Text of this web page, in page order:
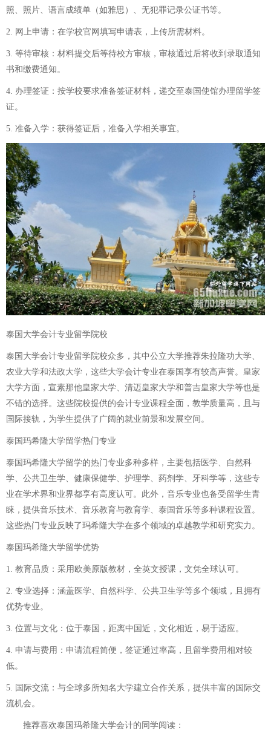
照、照片、语言成绩单（如雅思）、无犯罪记录公证书等。
2. 网上申请：在学校官网填写申请表，上传所需材料。
3. 等待审核：材料提交后等待校方审核，审核通过后将收到录取通知
书和缴费通知。
4. 办理签证：按学校要求准备签证材料，递交至泰国使馆办理留学签
证。
5. 准备入学：获得签证后，准备入学相关事宜。
泰国大学会计专业留学院校
泰国大学会计专业留学院校众多，其中公立大学推荐朱拉隆功大学、
农业大学和法政大学，这些大学会计专业在泰国享有较高声誉。皇家
大学方面，宣素那他皇家大学、清迈皇家大学和普吉皇家大学等也是
不错的选择。这些院校提供的会计专业课程全面，教学质量高，且与
国际接轨，为学生提供了广阔的就业前景和发展空间。
泰国玛希隆大学留学热门专业
泰国玛希隆大学留学的热门专业多种多样，主要包括医学、自然科
学、公共卫生学、健康保健学、护理学、药剂学、牙科学等，这些专
业在学术界和业界都享有高度认可。此外，音乐专业也备受留学生青
睐，提供音乐技术、音乐教育与教育学、泰国音乐等多种课程设置。
这些热门专业反映了玛希隆大学在多个领域的卓越教学和研究实力。
泰国玛希隆大学留学优势
1. 教育品质：采用欧美原版教材，全英文授课，文凭全球认可。
2. 专业选择：涵盖医学、自然科学、公共卫生学等多个领域，且拥有
优势专业。
3. 位置与文化：位于泰国，距离中国近，文化相近，易于适应。
4. 申请与费用：申请流程简便，签证通过率高，且留学费用相对较
低。
5. 国际交流：与全球多所知名大学建立合作关系，提供丰富的国际交
流机会。
推荐喜欢泰国玛希隆大学会计的同学阅读：